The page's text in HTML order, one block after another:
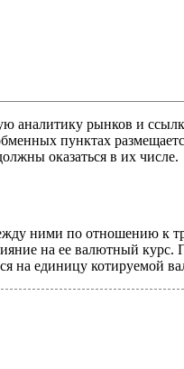
аналитику рынков и
пунктах
оказаться в их числе.
ними по отношению к
на ее валютный
на единицу котируемой